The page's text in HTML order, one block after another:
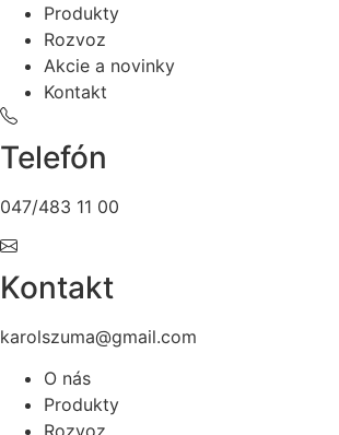
Produkty
Rozvoz
Akcie a novinky
Kontakt
Telefón
047/483 11 00
Kontakt
karolszuma@gmail.com
O nás
Produkty